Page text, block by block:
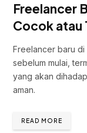
Freelancer
Cocok atau
Freelancer baru
sebelum mulai,
yang akan
aman.
READ MORE